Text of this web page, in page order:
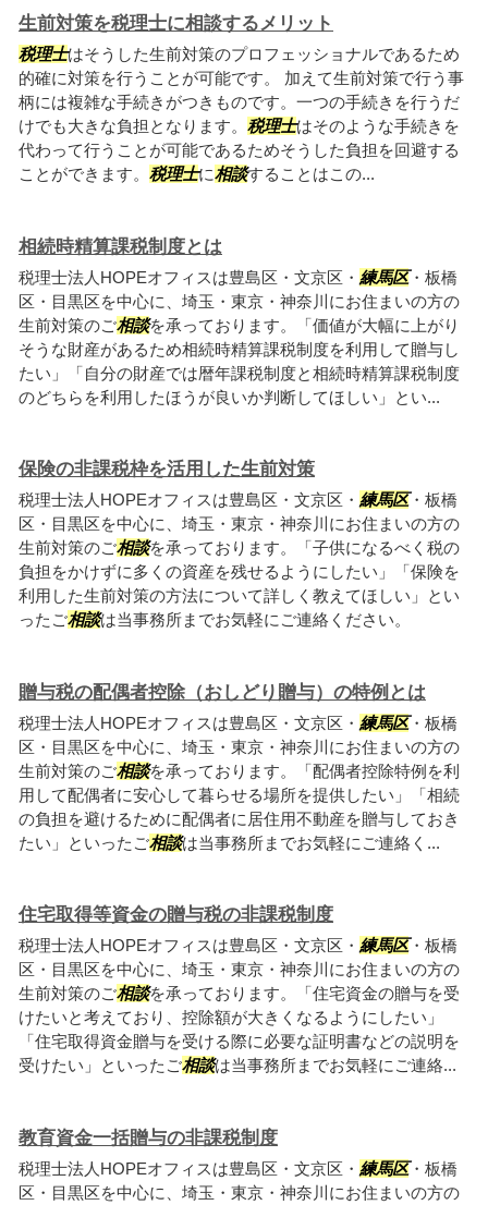
生前対策を税理士に相談するメリット
税理士はそうした生前対策のプロフェッショナルであるため
的確に対策を行うことが可能です。 加えて生前対策で行う事
柄には複雑な手続きがつきものです。一つの手続きを行うだ
けでも大きな負担となります。 税理士はそのような手続きを
代わって行うことが可能であるためそうした負担を回避する
ことができます。 税理士に相談することはこの...
相続時精算課税制度とは
税理士法人HOPEオフィスは豊島区・文京区・ 練馬区・板橋
区・目黒区を中心に、埼玉・東京・神奈川にお住まいの方の
生前対策のご相談を承っております。「価値が大幅に上がり
そうな財産があるため相続時精算課税制度を利用して贈与し
たい」「自分の財産では暦年課税制度と相続時精算課税制度
のどちらを利用したほうが良いか判断してほしい」とい...
保険の非課税枠を活用した生前対策
税理士法人HOPEオフィスは豊島区・文京区・ 練馬区・板橋
区・目黒区を中心に、埼玉・東京・神奈川にお住まいの方の
生前対策のご相談を承っております。「子供になるべく税の
負担をかけずに多くの資産を残せるようにしたい」「保険を
利用した生前対策の方法について詳しく教えてほしい」とい
ったご相談は当事務所までお気軽にご連絡ください。
贈与税の配偶者控除（おしどり贈与）の特例とは
税理士法人HOPEオフィスは豊島区・文京区・ 練馬区・板橋
区・目黒区を中心に、埼玉・東京・神奈川にお住まいの方の
生前対策のご相談を承っております。「配偶者控除特例を利
用して配偶者に安心して暮らせる場所を提供したい」「相続
の負担を避けるために配偶者に居住用不動産を贈与しておき
たい」といったご相談は当事務所までお気軽にご連絡く...
住宅取得等資金の贈与税の非課税制度
税理士法人HOPEオフィスは豊島区・文京区・ 練馬区・板橋
区・目黒区を中心に、埼玉・東京・神奈川にお住まいの方の
生前対策のご相談を承っております。「住宅資金の贈与を受
けたいと考えており、控除額が大きくなるようにしたい」
「住宅取得資金贈与を受ける際に必要な証明書などの説明を
受けたい」といったご相談は当事務所までお気軽にご連絡...
教育資金一括贈与の非課税制度
税理士法人HOPEオフィスは豊島区・文京区・ 練馬区・板橋
区・目黒区を中心に、埼玉・東京・神奈川にお住まいの方の